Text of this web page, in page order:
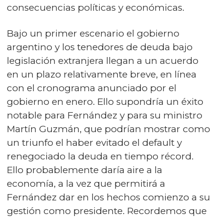
consecuencias políticas y económicas.
Bajo un primer escenario el gobierno
argentino y los tenedores de deuda bajo
legislación extranjera llegan a un acuerdo
en un plazo relativamente breve, en línea
con el cronograma anunciado por el
gobierno en enero. Ello supondría un éxito
notable para Fernández y para su ministro
Martín Guzmán, que podrían mostrar como
un triunfo el haber evitado el default y
renegociado la deuda en tiempo récord.
Ello probablemente daría aire a la
economía, a la vez que permitirá a
Fernández dar en los hechos comienzo a su
gestión como presidente. Recordemos que